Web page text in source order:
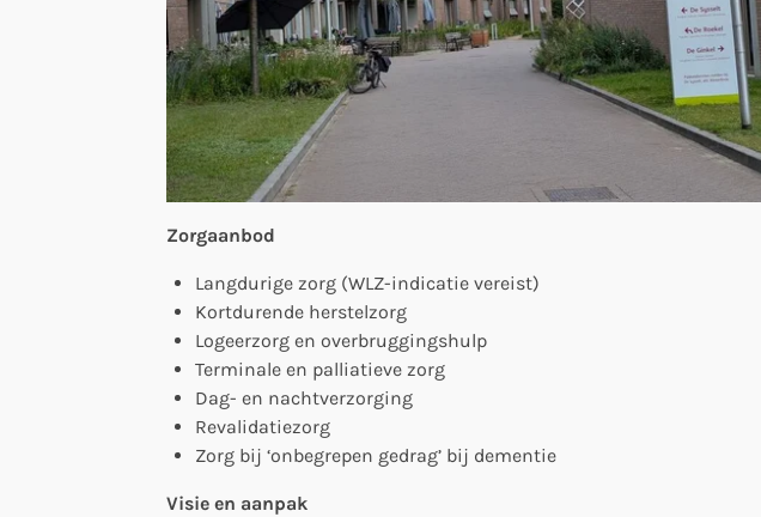
Zorgaanbod
Langdurige zorg (WLZ-indicatie vereist)
Kortdurende herstelzorg
Logeerzorg en overbruggingshulp
Terminale en palliatieve zorg
Dag- en nachtverzorging
Revalidatiezorg
Zorg bij ‘onbegrepen gedrag’ bij dementie
Visie en aanpak